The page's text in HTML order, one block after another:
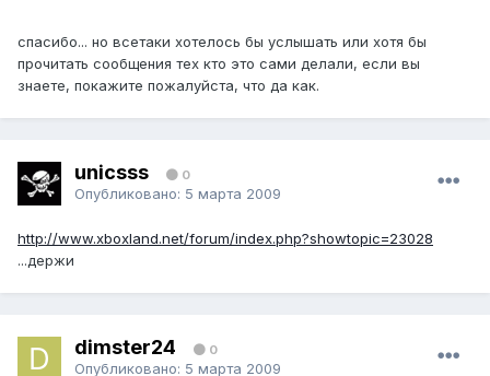
спасибо... но всетаки хотелось бы услышать или хотя бы
прочитать сообщения тех кто это сами делали, если вы
знаете, покажите пожалуйста, что да как.
unicsss 0
Опубликовано: 5 марта 2009
http://www.xboxland.net/forum/index.php?showtopic=23028
...держи
dimster24 0
Опубликовано: 5 марта 2009